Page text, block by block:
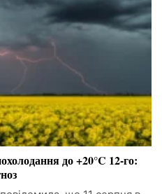
до +20°C 12-го: